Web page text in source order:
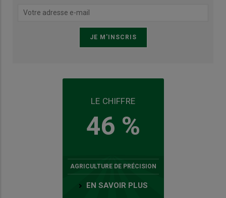
LE CHIFFRE
46 %
AGRICULTURE DE PRÉCISION
EN SAVOIR PLUS